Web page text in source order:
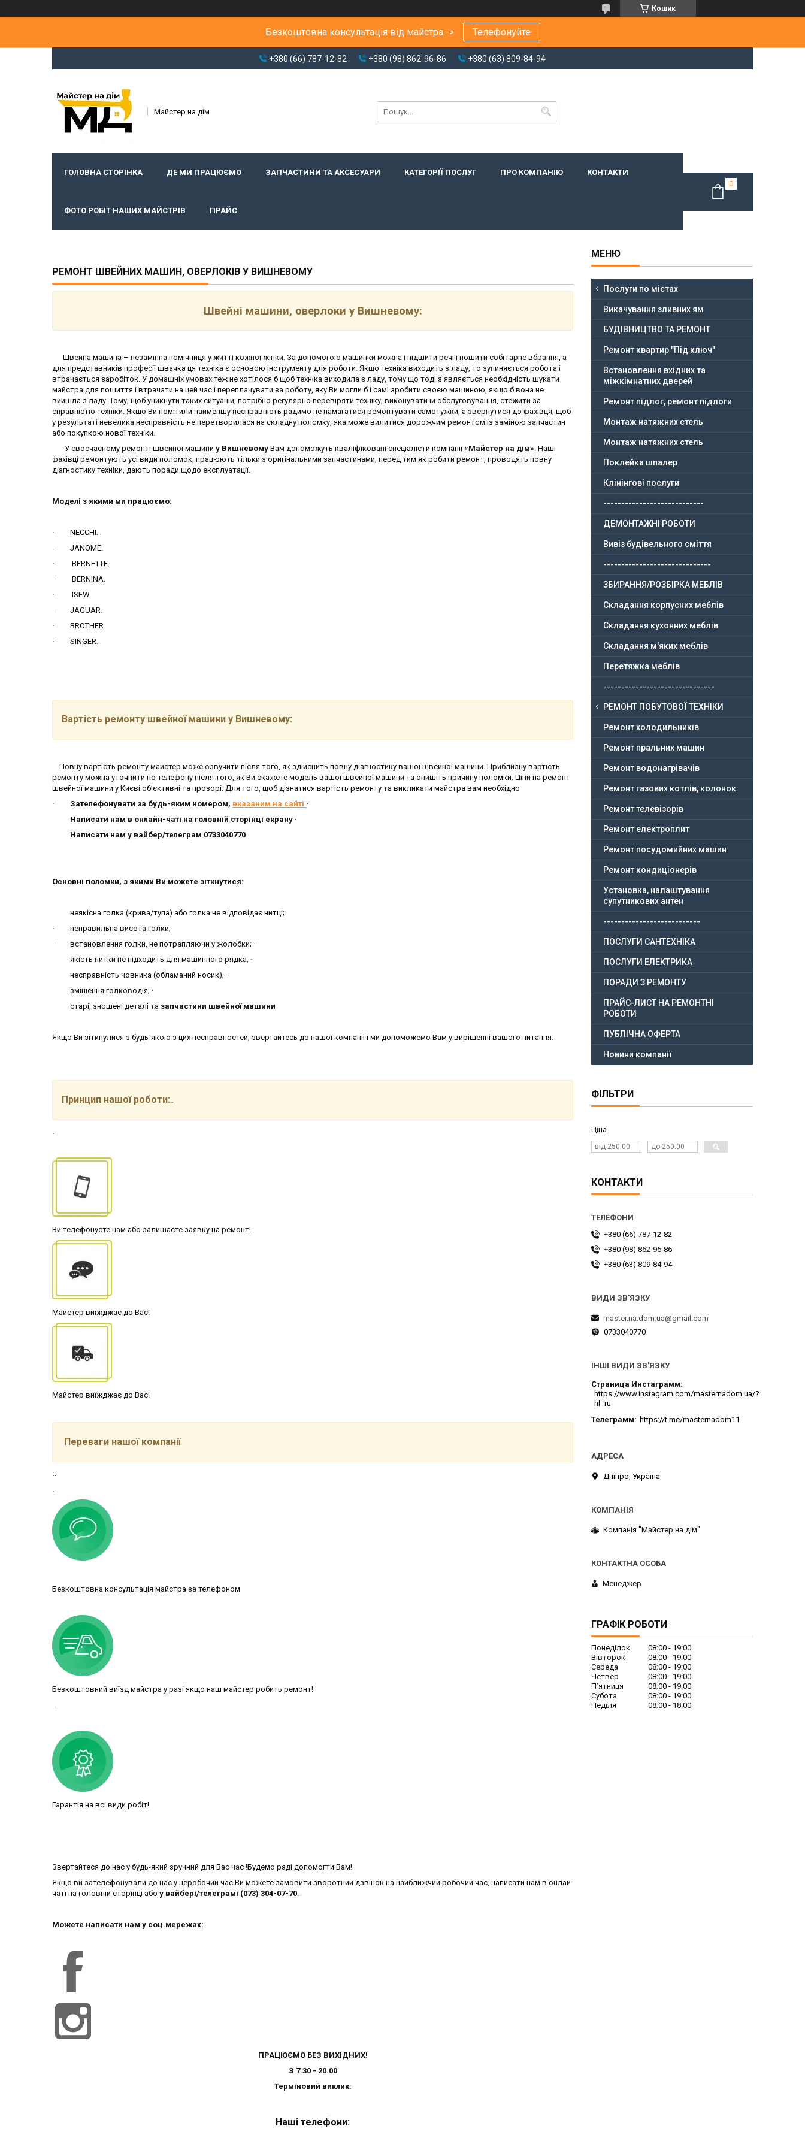
Кошик
Безкоштовна консультація від майстра -> Телефонуйте
+380 (66) 787-12-82 +380 (98) 862-96-86 +380 (63) 809-84-94
Майстер на дім
ГОЛОВНА СТОРІНКА ДЕ МИ ПРАЦЮЄМО ЗАПЧАСТИНИ ТА АКСЕСУАРИ КАТЕГОРІЇ ПОСЛУГ ПРО КОМПАНІЮ КОНТАКТИ
ФОТО РОБІТ НАШИХ МАЙСТРІВ ПРАЙС
РЕМОНТ ШВЕЙНИХ МАШИН, ОВЕРЛОКІВ У ВИШНЕВОМУ
Швейні машини, оверлоки у Вишневому:
Швейна машина – незамінна помічниця у житті кожної жінки. За допомогою машинки можна і підшити речі і пошити собі гарне вбрання, а
для представників професії швачка ця техніка є основою інструменту для роботи. Якщо техніка виходить з ладу, то зупиняється робота і
втрачається заробіток. У домашніх умовах теж не хотілося б щоб техніка виходила з ладу, тому що тоді з'являється необхідність шукати
майстра для пошиття і втрачати на цей час і переплачувати за роботу, яку Ви могли б і самі зробити своєю машиною, якщо б вона не
вийшла з ладу. Тому, щоб уникнути таких ситуацій, потрібно регулярно перевіряти техніку, виконувати їй обслуговування, стежити за
справністю техніки. Якщо Ви помітили найменшу несправність радимо не намагатися ремонтувати самотужки, а звернутися до фахівця, щоб
у результаті невелика несправність не перетворилася на складну поломку, яка може вилитися дорожчим ремонтом із заміною запчастин
або покупкою нової техніки.
У своєчасному ремонті швейної машини у Вишневому Вам допоможуть кваліфіковані спеціалісти компанії«Майстер на дім» . Наші
фахівці ремонтують усі види поломок, працюють тільки з оригінальними запчастинами, перед тим як робити ремонт, проводять повну
діагностику техніки, дають поради щодо експлуатації.
Моделі з якими ми працюємо:
· NECCHI.
· JANOME.
· BERNETTE.
· BERNINA.
· ISEW.
· JAGUAR.
· BROTHER.
· SINGER.
Вартість ремонту швейної машини у Вишневому:
Повну вартість ремонту майстер може озвучити після того, як здійснить повну діагностику вашої швейної машини. Приблизну вартість
ремонту можна уточнити по телефону після того, як Ви скажете модель вашої швейної машини та опишіть причину поломки. Ціни на ремонт
швейної машини у Києві об'єктивні та прозорі. Для того, щоб дізнатися вартість ремонту та викликати майстра вам необхідно
· Зателефонувати за будь-яким номером, вказаним на сайті ·
Написати нам в онлайн-чаті на головній сторінці екрану ·
Написати нам у вайбер/телеграм 0733040770
Основні поломки, з якими Ви можете зіткнутися:
неякісна голка (крива/тупа) або голка не відповідає нитці;
· неправильна висота голки;
· встановлення голки, не потрапляючи у жолобки; ·
якість нитки не підходить для машинного рядка; ·
несправність човника (обламаний носик); ·
зміщення голководія; ·
старі, зношені деталі та запчастини швейної машини
Якщо Ви зіткнулися з будь-якою з цих несправностей, звертайтесь до нашої компанії і ми допоможемо Вам у вирішенні вашого питання.
Принцип нашої роботи:..
Ви телефонуєте нам або залишаєте заявку на ремонт!
Майстер виїжджає до Вас!
Майстер виїжджає до Вас!
Переваги нашої компанії
:
Безкоштовна консультація майстра за телефоном
Безкоштовний виїзд майстра у разі якщо наш майстер робить ремонт!
Гарантія на всі види робіт!
Звертайтеся до нас у будь-який зручний для Вас час !Будемо раді допомогти Вам!
Якщо ви зателефонували до нас у неробочий час Ви можете замовити зворотний дзвінок на найближчий робочий час, написати нам в онлай-
чаті на головній сторінці або у вайбері/телеграмі (073) 304-07-70
Можете написати нам у соц.мережах:
ПРАЦЮЄМО БЕЗ ВИХІДНИХ!
З 7.30 - 20.00
Терміновий виклик:
Наші телефони:
Послуги по містах
Викачування зливних ям
БУДІВНИЦТВО ТА РЕМОНТ
Ремонт квартир "Під ключ"
Встановлення вхідних та
міжкімнатних дверей
Ремонт підлог, ремонт підлоги
Монтаж натяжних стель
Монтаж натяжних стель
Поклейка шпалер
Клінінгові послуги
----------------------------
ДЕМОНТАЖНІ РОБОТИ
Вивіз будівельного сміття
------------------------------
ЗБИРАННЯ/РОЗБІРКА МЕБЛІВ
Складання корпусних меблів
Складання кухонних меблів
Складання м'яких меблів
Перетяжка меблів
-------------------------------
РЕМОНТ ПОБУТОВОЇ ТЕХНІКИ
Ремонт холодильників
Ремонт пральних машин
Ремонт водонагрівачів
Ремонт газових котлів, колонок
Ремонт телевізорів
Ремонт електроплит
Ремонт посудомийних машин
Ремонт кондиціонерів
Установка, налаштування
супутникових антен
---------------------------
ПОСЛУГИ САНТЕХНІКА
ПОСЛУГИ ЕЛЕКТРИКА
ПОРАДИ З РЕМОНТУ
ПРАЙС-ЛИСТ НА РЕМОНТНІ
РОБОТИ
ПУБЛІЧНА ОФЕРТА
Новини компанії
ФІЛЬТРИ
Ціна
КОНТАКТИ
+380 (66) 787-12-82
+380 (98) 862-96-86
+380 (63) 809-84-94
master.na.dom.ua@gmail.com
0733040770
ІНШІ ВИДИ ЗВ'ЯЗКУ
Страница Инстаграмм
https://www.instagram.com/masternadom.ua/?
hl=ru
Телеграмм
https://t.me/masternadom11
Дніпро, Україна
Компанія "Майстер на дім"
Менеджер
ГРАФІК РОБОТИ
Понеділок 08:00
19:00
Вівторок
08:00
19:00
Середа
08:00
19:00
Четвер
08:00
19:00
Пʼятниця
08:00
19:00
Субота
08:00
19:00
Неділя
08:00 18:00